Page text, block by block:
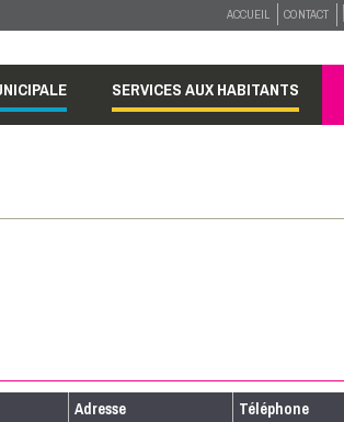
ACCUEIL CONTACT
SERVICES AUX HABITANTS
Adresse Téléphone